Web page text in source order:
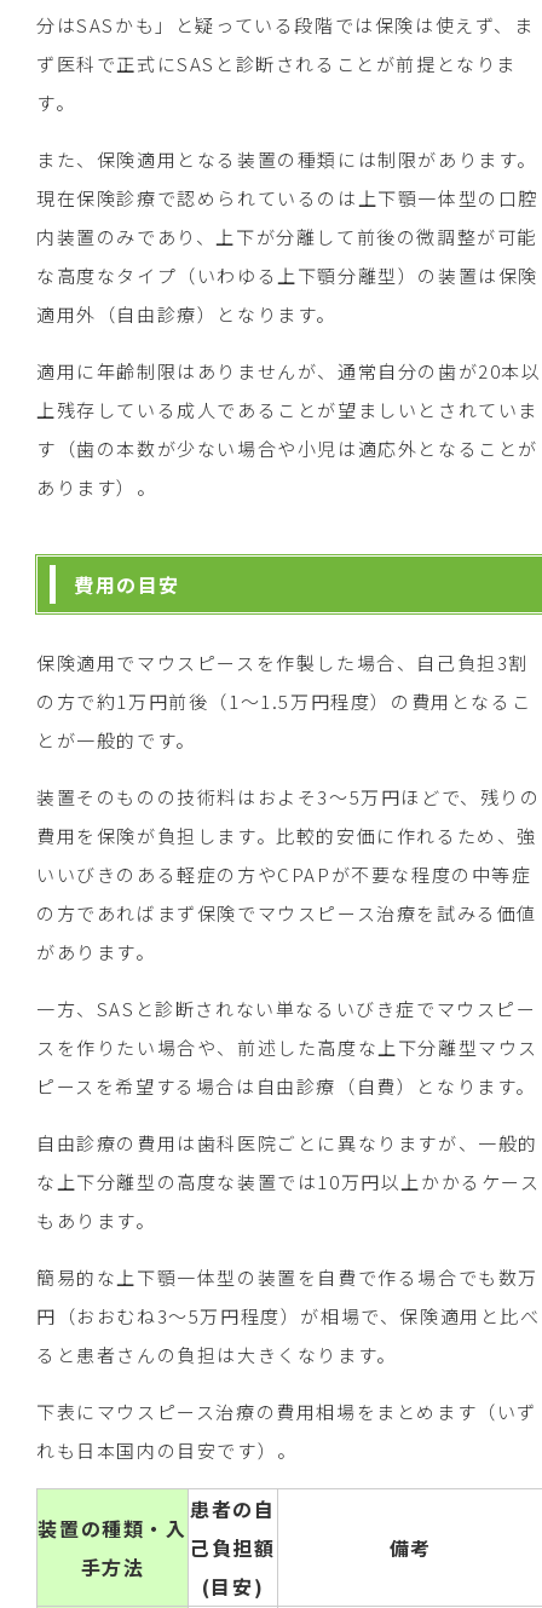
分はSASかも」と疑っている段階では保険は使えず、ま
ず医科で正式にSASと診断されることが前提となりま
す。
また、保険適用となる装置の種類には制限があります。
現在保険診療で認められているのは上下顎一体型の口腔
内装置のみであり、上下が分離して前後の微調整が可能
な高度なタイプ（いわゆる上下顎分離型）の装置は保険
適用外（自由診療）となります。
適用に年齢制限はありませんが、通常自分の歯が20本以
上残存している成人であることが望ましいとされていま
す（歯の本数が少ない場合や小児は適応外となることが
あります）。
費用の目安
保険適用でマウスピースを作製した場合、自己負担3割
の方で約1万円前後（1～1.5万円程度）の費用となるこ
とが一般的です。
装置そのものの技術料はおよそ3～5万円ほどで、残りの
費用を保険が負担します。比較的安価に作れるため、強
いいびきのある軽症の方やCPAPが不要な程度の中等症
の方であればまず保険でマウスピース治療を試みる価値
があります。
一方、SASと診断されない単なるいびき症でマウスピー
スを作りたい場合や、前述した高度な上下分離型マウス
ピースを希望する場合は自由診療（自費）となります。
自由診療の費用は歯科医院ごとに異なりますが、一般的
な上下分離型の高度な装置では10万円以上かかるケース
もあります。
簡易的な上下顎一体型の装置を自費で作る場合でも数万
円（おおむね3～5万円程度）が相場で、保険適用と比べ
ると患者さんの負担は大きくなります。
下表にマウスピース治療の費用相場をまとめます（いず
れも日本国内の目安です）。
装置の種類・入
手方法
患者の自
己負担額
(目安)
備考